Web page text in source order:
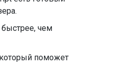
быстрее, чем
поможет